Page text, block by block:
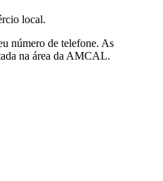
local.
número de telefone. As
na área da AMCAL.